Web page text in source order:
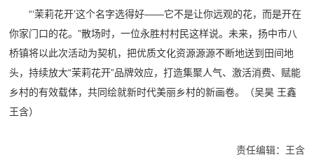
“‘茉莉花开’这个名字选得好——它不是让你远观的花，而是开在
你家门口的花。”散场时，一位永胜村村民这样说。未来，扬中市八
桥镇将以此次活动为契机，把优质文化资源源源不断地送到田间地
头，持续放大“茉莉花开”品牌效应，打造集聚人气、激活消费、赋能
乡村的有效载体，共同绘就新时代美丽乡村的新画卷。（吴昊 王鑫
王含）
责任编辑：王含